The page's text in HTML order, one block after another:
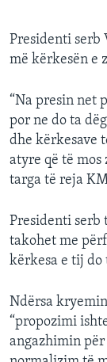
Presidenti serb
më kërkesën e
“Na presin net
por ne do ta
dhe kërkesave
atyre që të mos
targa të reja
Presidenti serb
takohet me
kërkesa e tij do
Ndërsa
“propozimi
angazhimin